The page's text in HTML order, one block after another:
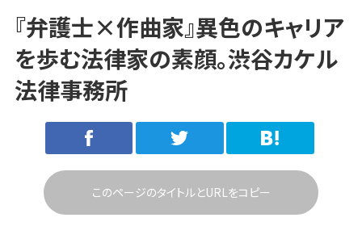
『弁護士×作曲家』異色のキャリア
を歩む法律家の素顔。渋谷カケル
法律事務所
このページのタイトルとURLをコピー